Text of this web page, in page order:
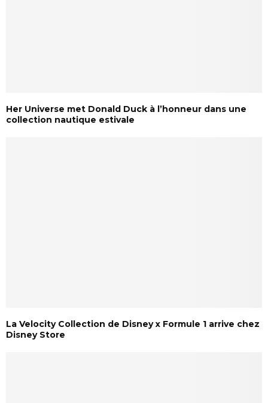
Her Universe met Donald Duck à l’honneur dans une
collection nautique estivale
La Velocity Collection de Disney x Formule 1 arrive chez
Disney Store